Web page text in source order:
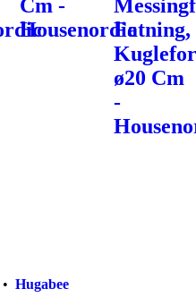
Cm -
HousenordicFatning,
ø20 Cm
-
• Hugabee